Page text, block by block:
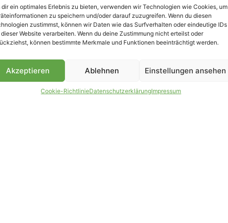
dir ein optimales Erlebnis zu bieten, verwenden wir Technologien wie Cookies, um
zu speichern und/oder darauf zuzugreifen. Wenn du diesen
zustimmst, können wir Daten wie das Surfverhalten oder eindeutige IDs
Website verarbeiten. Wenn du deine Zustimmung nicht erteilst oder
können bestimmte Merkmale und Funktionen beeinträchtigt werden.
Akzeptieren Ablehnen Einstellungen ansehen
Cookie-RichtlinieDatenschutzerklärungImpressum